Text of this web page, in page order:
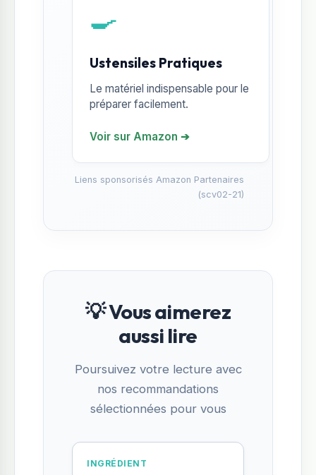
🍳
Ustensiles Pratiques
Le matériel indispensable pour le
préparer facilement.
Voir sur Amazon ➔
Liens sponsorisés Amazon Partenaires
(scv02-21)
💡 Vous aimerez
aussi lire
Poursuivez votre lecture avec
nos recommandations
sélectionnées pour vous
INGRÉDIENT